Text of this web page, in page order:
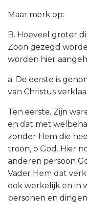
Maar merk op:
B. Hoeveel groter
Zoon gezegd
worden hier
a. De eerste is
van Christus
Ten eerste. Zijn
en dat met
zonder Hem die
troon, o God. Hier
anderen persoon
Vader Hem dat
ook werkelijk en in
personen en